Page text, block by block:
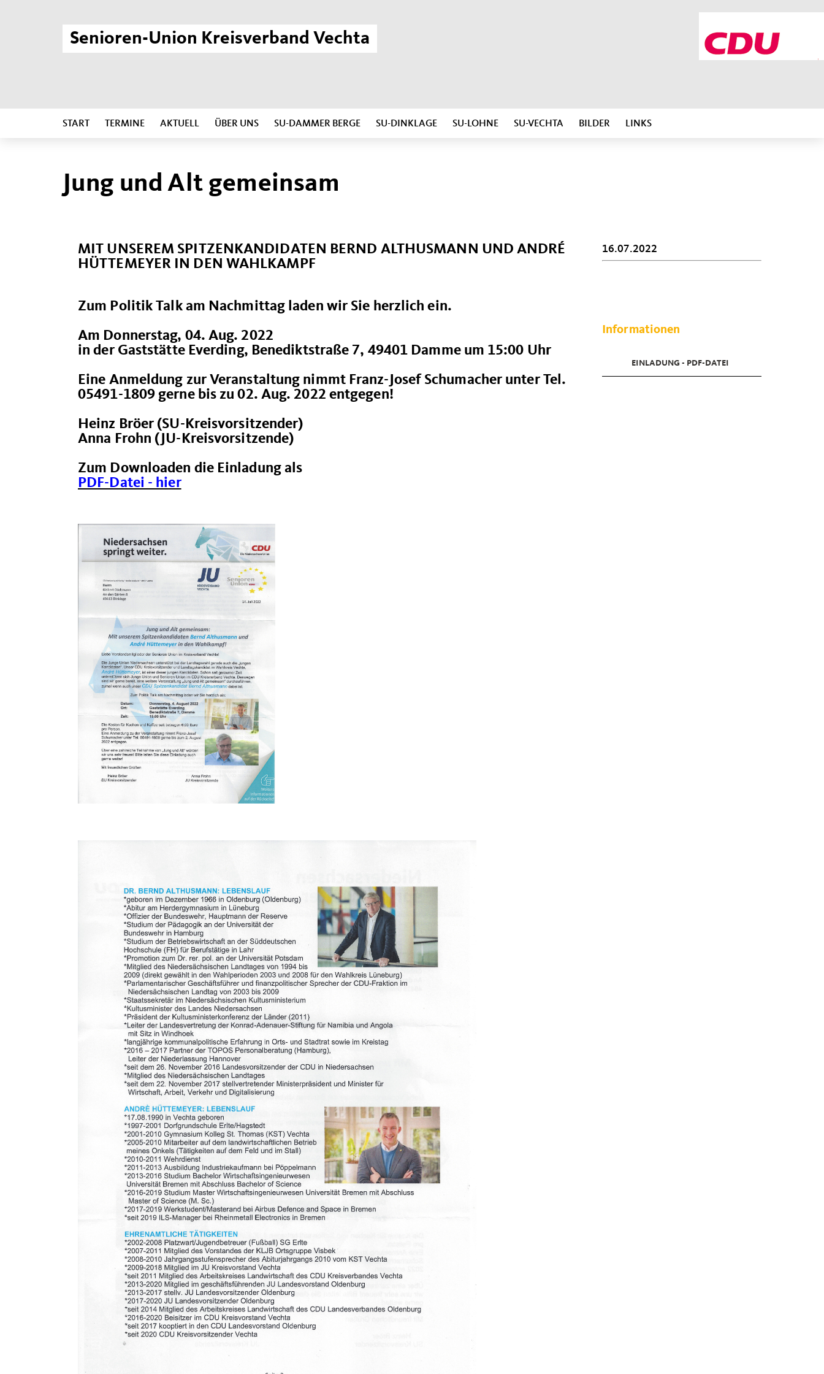
Senioren-Union Kreisverband Vechta
START TERMINE AKTUELL ÜBER UNS SU-DAMMER BERGE SU-DINKLAGE SU-LOHNE SU-VECHTA BILDER LINKS
Jung und Alt gemeinsam
MIT UNSEREM SPITZENKANDIDATEN BERND ALTHUSMANN UND ANDRÉ
HÜTTEMEYER IN DEN WAHLKAMPF
Zum Politik Talk am Nachmittag laden wir Sie herzlich ein.
Am Donnerstag, 04. Aug. 2022
in der Gaststätte Everding, Benediktstraße 7, 49401 Damme um 15:00 Uhr
Eine Anmeldung zur Veranstaltung nimmt Franz-Josef Schumacher unter Tel.
05491-1809 gerne bis zu 02. Aug. 2022 entgegen!
Heinz Bröer (SU-Kreisvorsitzender)
Anna Frohn (JU-Kreisvorsitzende)
Zum Downloaden die Einladung als
PDF-Datei - hier
16.07.2022
Informationen
EINLADUNG - PDF-DATEI